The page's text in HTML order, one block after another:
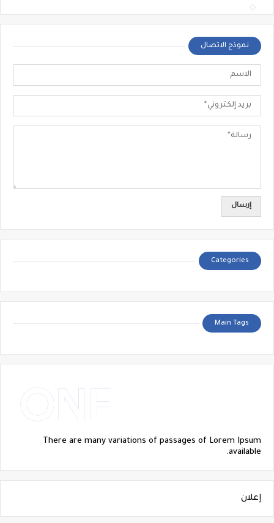
نموذج الاتصال
Categories
Main Tags
There are many variations of passages of Lorem Ipsum
available.
إعلان